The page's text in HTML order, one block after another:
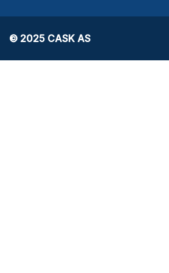
© 2025 CASK AS